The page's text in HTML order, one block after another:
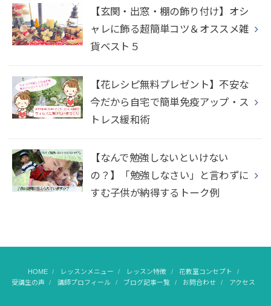
【玄関・出窓・棚の飾り付け】オシ
ャレに飾る超簡単コツ＆オススメ雑
貨ベスト５
【花レシピ無料プレゼント】不安な
今だから自宅で簡単免疫アップ・ス
トレス緩和術
【なんで勉強しないといけない
の？】「勉強しなさい」と言わずに
すむ子供が納得するトーク例
HOME レッスンメニュー レッスン特徴
花教室コンセプト
受講生の声
講師プロフィール ブログ記事一覧 お問合わせ アクセス